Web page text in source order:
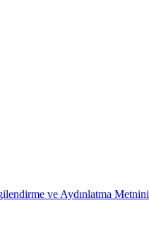
ve Aydınlatma Metnini